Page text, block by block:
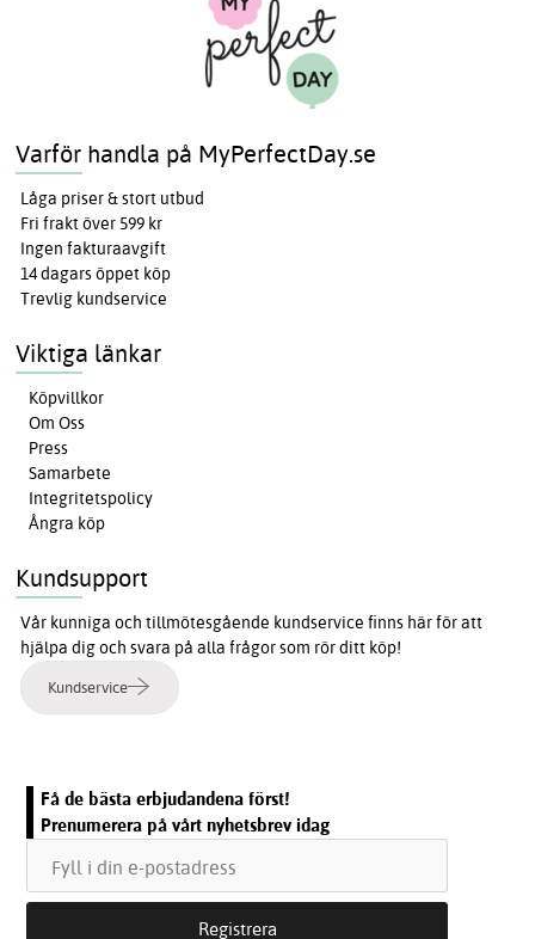
Varför handla på MyPerfectDay.se
Låga priser & stort utbud
Fri frakt över 599 kr
Ingen fakturaavgift
14 dagars öppet köp
Trevlig kundservice
Viktiga länkar
Köpvillkor
Om Oss
Press
Samarbete
Integritetspolicy
Ångra köp
Kundsupport
Vår kunniga och tillmötesgående kundservice finns här för att
hjälpa dig och svara på alla frågor som rör ditt köp!
Kundservice
Få de bästa erbjudandena först!
Prenumerera på vårt nyhetsbrev idag